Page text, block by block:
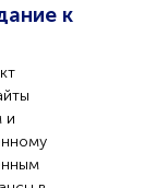
к
и